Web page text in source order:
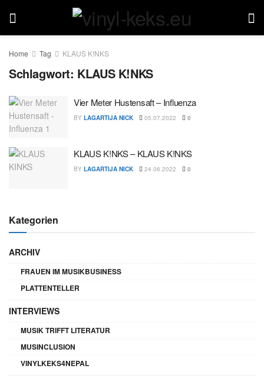
Home Tag KLAUS K!NKS
Schlagwort: KLAUS K!NKS
Vier Meter Hustensaft – Influenza
BY LAGARTIJA NICK 05.07.2022 0
KLAUS K!NKS – KLAUS K!NKS
BY LAGARTIJA NICK 24.06.2022 0
Kategorien
ARCHIV
FRAUEN IM MUSIKBUSINESS
PLATTENTELLER
INTERVIEWS
MUSIK TRIFFT LITERATUR
MUSINCLUSION
VINYLKEKS4NEPAL